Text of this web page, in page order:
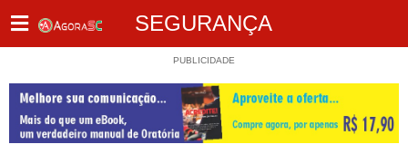
SEGURANÇA
PUBLICIDADE